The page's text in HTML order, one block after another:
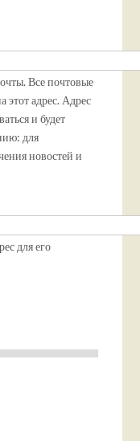
Все почтовые
этот адрес. Адрес
и будет
для
новостей и
для его